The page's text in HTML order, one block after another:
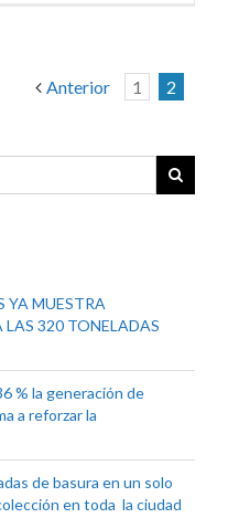
Anterior 1 2
YA MUESTRA
LAS 320 TONELADAS
% la generación de
a reforzar la
de basura en un solo
en toda la ciudad